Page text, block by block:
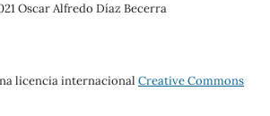
Oscar Alfredo Díaz Becerra
licencia internacional Creative Commons